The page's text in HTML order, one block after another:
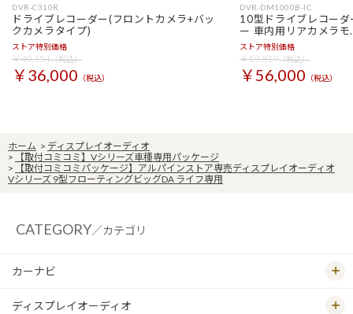
DVR-C310R
ドライブレコーダー(フロントカメラ+バッ
クカメラタイプ)
ストア特別価格
￥40,154（税込）
￥36,000 （税込）
DVR-DM1000B-IC
10型ドライブレコー
ー 車内用リアカメラ
ストア特別価格
￥59,819（税込）
￥56,000 （税込）
ホーム > ディスプレイオーディオ
>
【取付コミコミ】Vシリーズ車種専用パッケージ
>
【取付コミコミパッケージ】アルパインストア専売ディスプレイオーディオ
Vシリーズ 9型フローティングビッグDA ライフ専用
CATEGORY／カテゴリ
カーナビ
ディスプレイオーディオ